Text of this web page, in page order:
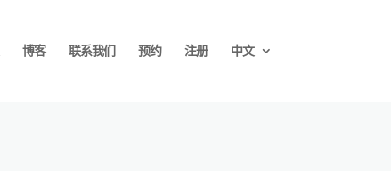
博客 联系我们 预约 注册 中文